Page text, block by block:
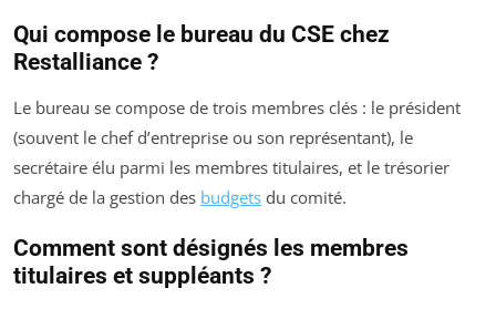
Qui compose le bureau du CSE chez
Restalliance ?
Le bureau se compose de trois membres clés : le président
(souvent le chef d’entreprise ou son représentant), le
secrétaire élu parmi les membres titulaires, et le trésorier
chargé de la gestion des budgets du comité.
Comment sont désignés les membres
titulaires et suppléants ?